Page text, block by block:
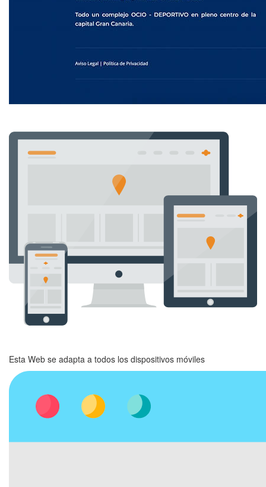
Esta Web se adapta a todos los dispositivos móviles